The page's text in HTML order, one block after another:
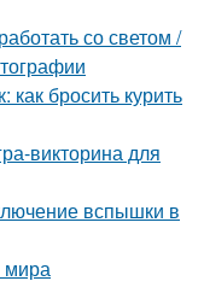
со светом /
бросить курить
викторина для
вспышки в
мира